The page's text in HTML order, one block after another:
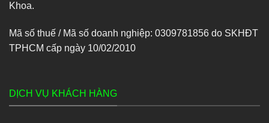
Khoa.
Mã số thuế / Mã số doanh nghiệp: 0309781856 do SKHĐT
TPHCM cấp ngày 10/02/2010
DỊCH VỤ KHÁCH HÀNG